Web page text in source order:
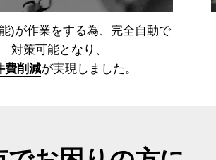
)が作業をする為、 完全自動で
対策可能となり、
費削減が実現しました。